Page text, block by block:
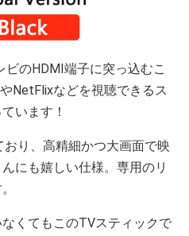
のHDMI端子に突っ込むこ
NetFlixなどを視聴できるス
います！
り、高精細かつ大画面で映
にも嬉しい仕様。専用のリ
くてもこのTVスティックで